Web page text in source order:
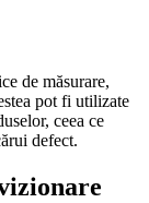
de măsurare,
pot fi utilizate
ceea ce
defect.